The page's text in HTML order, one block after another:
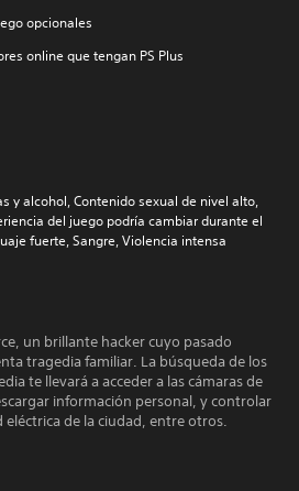
opcionales
online que tengan PS Plus
y alcohol, Contenido sexual de nivel alto,
del juego podría cambiar durante el
fuerte, Sangre, Violencia intensa
un brillante hacker cuyo pasado
tragedia familiar. La búsqueda de los
te llevará a acceder a las cámaras de
información personal, y controlar
eléctrica de la ciudad, entre otros.